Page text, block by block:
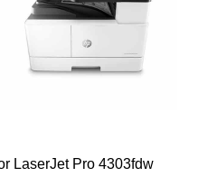
LaserJet Pro 4303fdw